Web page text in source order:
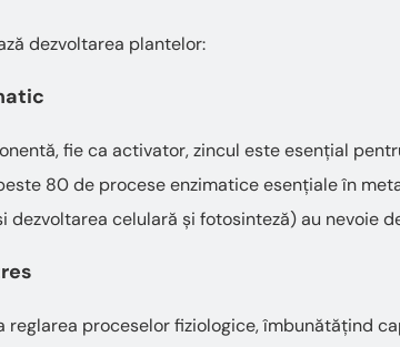
dezvoltarea plantelor:
fie ca activator, zincul este esențial
80 de procese enzimatice esențiale în
dezvoltarea celulară și fotosinteză) au nevoie
reglarea proceselor fiziologice, îmbunătățind